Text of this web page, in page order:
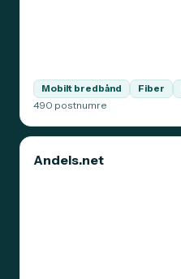
Mobilt bredbånd Fiber
490 postnumre
Andels.net